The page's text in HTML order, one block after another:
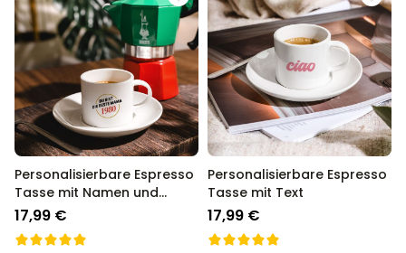
Personalisierbare Espresso
Tasse mit Namen und
Jahreszahl
17,99 €
Personalisierbare Espresso
Tasse mit Text
17,99 €